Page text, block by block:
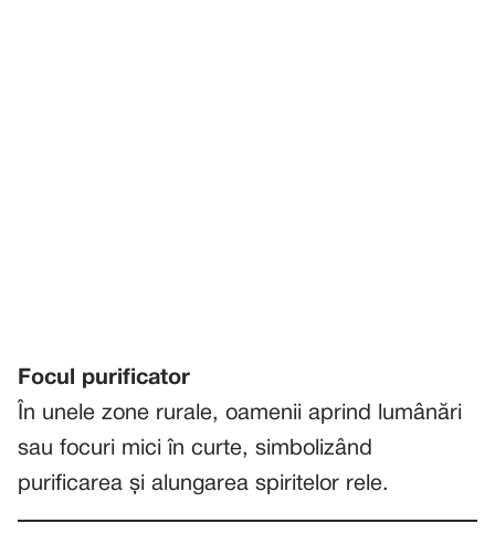
Focul purificator
În unele zone rurale, oamenii aprind lumânări
sau focuri mici în curte, simbolizând
purificarea și alungarea spiritelor rele.